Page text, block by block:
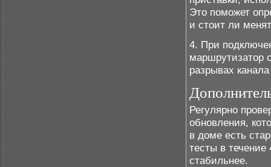
Это поможет
и стоит ли
4. При
маршрутизатор
разрывах
Регулярно
обновления,
в доме есть
тесты в течение
стабильнее.